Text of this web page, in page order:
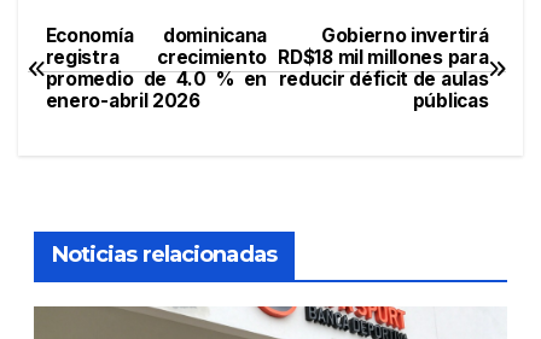
Navegación
de
Gobierno invertirá
RD$18 mil millones para
reducir déficit de aulas
públicas
Economía dominicana
registra crecimiento
promedio de 4.0 % en
enero-abril 2026
Noticias relacionadas